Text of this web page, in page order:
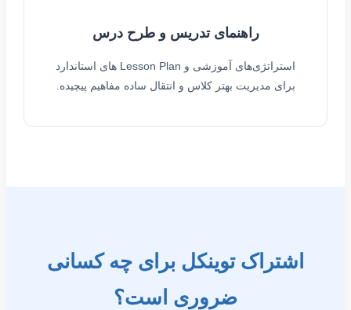
راهنمای تدریس و طرح درس
استراتژی‌های آموزشی و Lesson Plan های استاندارد
برای مدیریت بهتر کلاس و انتقال ساده مفاهیم پیچیده.
اشتراک توینکل برای چه کسانی
ضروری است؟